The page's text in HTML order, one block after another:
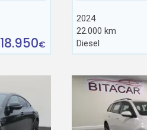
18.950€
2024
22.000 km
Diesel